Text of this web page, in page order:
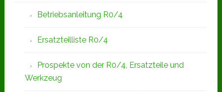
Betriebsanleitung R0/4
Ersatzteilliste R0/4
Prospekte von der R0/4, Ersatzteile und
Werkzeug